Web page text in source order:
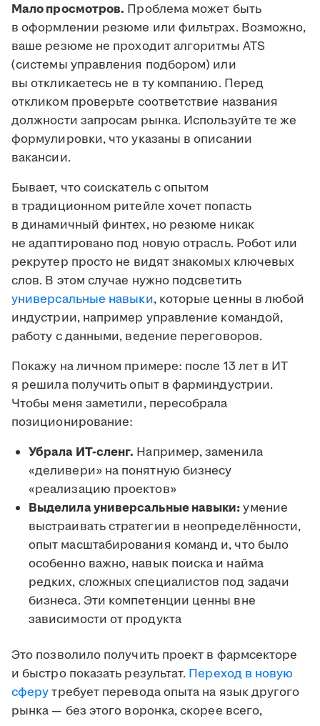
Мало просмотров. Проблема может быть
в оформлении резюме или фильтрах. Возможно,
ваше резюме не проходит алгоритмы ATS
(системы управления подбором) или
вы откликаетесь не в ту компанию. Перед
откликом проверьте соответствие названия
должности запросам рынка. Используйте те же
формулировки, что указаны в описании
вакансии.
Бывает, что соискатель с опытом
в традиционном ритейле хочет попасть
в динамичный финтех, но резюме никак
не адаптировано под новую отрасль. Робот или
рекрутер просто не видят знакомых ключевых
слов. В этом случае нужно подсветить
универсальные навыки, которые ценны в любой
индустрии, например управление командой,
работу с данными, ведение переговоров.
Покажу на личном примере: после 13 лет в ИТ
я решила получить опыт в фарминдустрии.
Чтобы меня заметили, пересобрала
позиционирование:
Убрала ИТ-сленг. Например, заменила
«деливери» на понятную бизнесу
«реализацию проектов»
Выделила универсальные навыки:умение
выстраивать стратегии в неопределённости,
опыт масштабирования команд и, что было
особенно важно, навык поиска и найма
редких, сложных специалистов под задачи
бизнеса. Эти компетенции ценны вне
зависимости от продукта
Это позволило получить проект в фармсекторе
и быстро показать результат. Переход в новую
сферутребует перевода опыта на язык другого
рынка — без этого воронка, скорее всего,